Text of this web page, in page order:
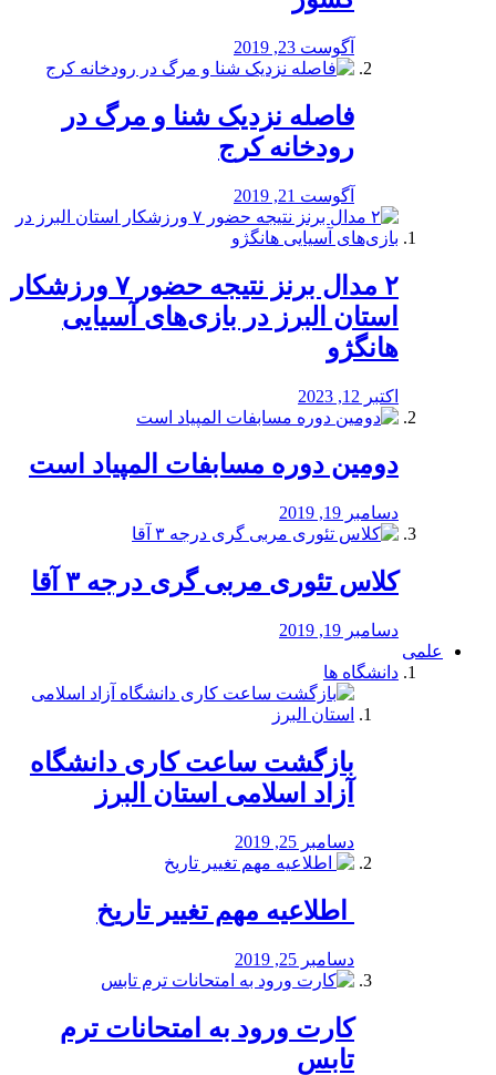
آگوست 23, 2019
️فاصله نزدیک شنا و مرگ در
رودخانه کرج
آگوست 21, 2019
۲ مدال برنز نتیجه حضور ۷ ورزشکار
استان البرز در بازی‌های آسیایی
هانگژو
اکتبر 12, 2023
دومین دوره مسابفات المپیاد است
دسامبر 19, 2019
کلاس تئوری مربی گری درجه ۳ آقا
دسامبر 19, 2019
علمی
دانشگاه ها
بازگشت ساعت کاری دانشگاه
آزاد اسلامی استان البرز
دسامبر 25, 2019
️ اطلاعیه مهم تغییر تاریخ
دسامبر 25, 2019
کارت ورود به امتحانات ترم
تابس